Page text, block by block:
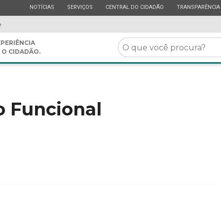
ESTADO
NOTÍCIAS ESTADO
SERVIÇOS ESTADO
CENTRAL DO CIDADÃO ESTADO
TRANSPARÊNCIA
O CIDADÃO.
O
que
você
Funcional